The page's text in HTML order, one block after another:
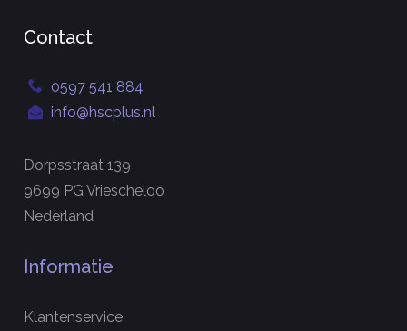
Contact
0597 541 884
info@hscplus.nl
Dorpsstraat 139
9699 PG Vriescheloo
Nederland
Informatie
Klantenservice